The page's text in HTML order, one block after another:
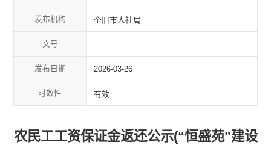
发布机构 个旧市人社局
文号
发布日期 2026-03-26
时效性 有效
农民工工资保证金返还公示(“恒盛苑”建设